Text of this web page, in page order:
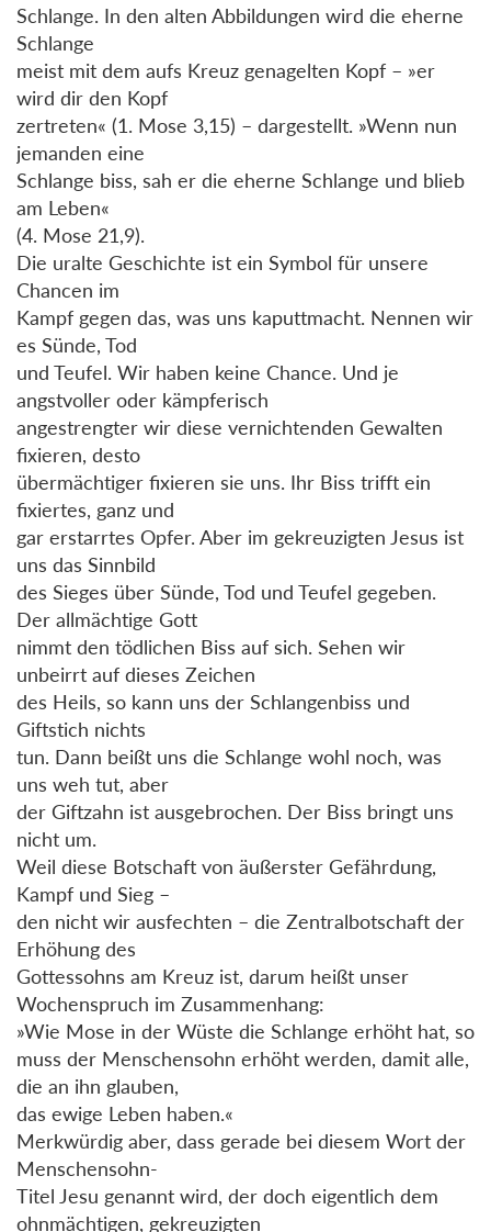
Schlange. In den alten Abbildungen wird die eherne
Schlange
meist mit dem aufs Kreuz genagelten Kopf – »er
wird dir den Kopf
zertreten« (1. Mose 3,15) – dargestellt. »Wenn nun
jemanden eine
Schlange biss, sah er die eherne Schlange und blieb
am Leben«
(4. Mose 21,9).
Die uralte Geschichte ist ein Symbol für unsere
Chancen im
Kampf gegen das, was uns kaputtmacht. Nennen wir
es Sünde, Tod
und Teufel. Wir haben keine Chance. Und je
angstvoller oder kämpferisch
angestrengter wir diese vernichtenden Gewalten
fixieren, desto
übermächtiger fixieren sie uns. Ihr Biss trifft ein
fixiertes, ganz und
gar erstarrtes Opfer. Aber im gekreuzigten Jesus ist
uns das Sinnbild
des Sieges über Sünde, Tod und Teufel gegeben.
Der allmächtige Gott
nimmt den tödlichen Biss auf sich. Sehen wir
unbeirrt auf dieses Zeichen
des Heils, so kann uns der Schlangenbiss und
Giftstich nichts
tun. Dann beißt uns die Schlange wohl noch, was
uns weh tut, aber
der Giftzahn ist ausgebrochen. Der Biss bringt uns
nicht um.
Weil diese Botschaft von äußerster Gefährdung,
Kampf und Sieg –
den nicht wir ausfechten – die Zentralbotschaft der
Erhöhung des
Gottessohns am Kreuz ist, darum heißt unser
Wochenspruch im Zusammenhang:
»Wie Mose in der Wüste die Schlange erhöht hat, so
muss der Menschensohn erhöht werden, damit alle,
die an ihn glauben,
das ewige Leben haben.«
Merkwürdig aber, dass gerade bei diesem Wort der
Menschensohn-
Titel Jesu genannt wird, der doch eigentlich dem
ohnmächtigen, gekreuzigten